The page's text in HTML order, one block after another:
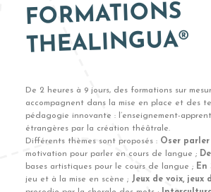
FORMATIONS
THEALINGUA®
De 2 heures à 9 jours, des formations sur
accompagnent dans la mise en place et des
pédagogie innovante : l’enseignement-
étrangères par la création théâtrale.
Différents thèmes sont proposés : Oser
motivation pour parler en cours de langue ;
bases artistiques pour le cours de langue ; En
jeu et à la mise en scène ; Jeux de voix, jeux